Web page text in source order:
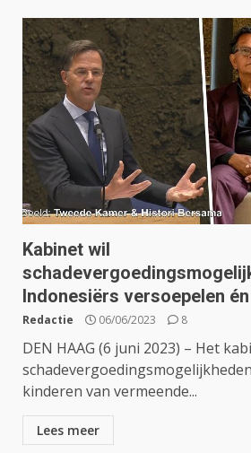
Kabinet wil
Indonesiërs versoepelen
Redactie 06/06/2023 8
DEN HAAG (6 juni 2023) – Het
kinderen van vermeende...
Lees meer